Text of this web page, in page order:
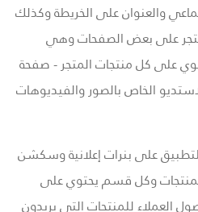
والعنوان على الخريطة وكذلك
على بعض الصفحات وهي
على كل منتجات المتجر - صفحة
الخاص بالصور والفيديوهات
على بنرات إعلانية وسكشن
وكل قسم يحتوي على
العملاء للمنتجات التى يريدون